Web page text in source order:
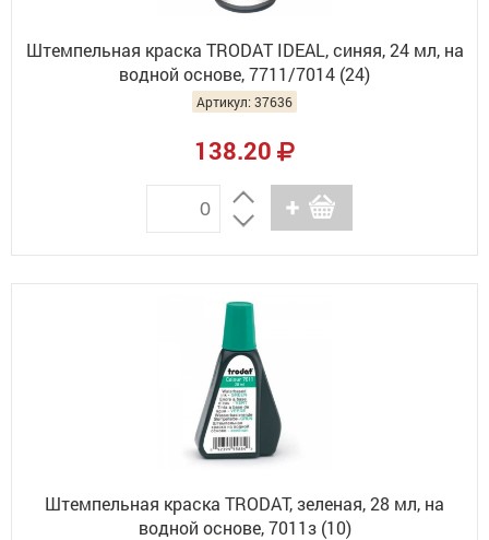
Штемпельная краска TRODAT IDEAL, синяя, 24 мл, на
водной основе, 7711/7014 (24)
Артикул: 37636
138.20
Штемпельная краска TRODAT, зеленая, 28 мл, на
водной основе, 7011з (10)